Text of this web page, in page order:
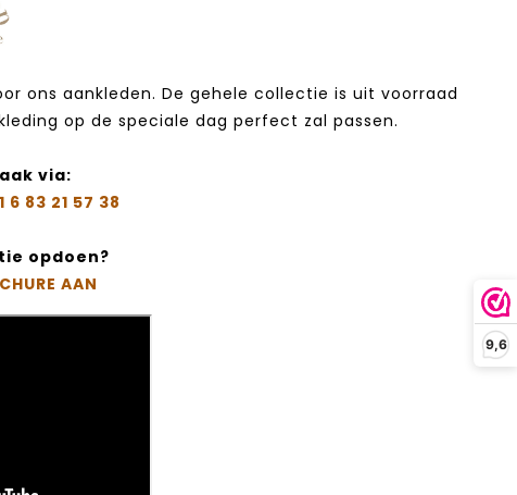
9,6
ons aankleden. De gehele collectie is uit voorraad
op de speciale dag perfect zal passen.
via:
6 83 21 57 38‬
opdoen?
AAN